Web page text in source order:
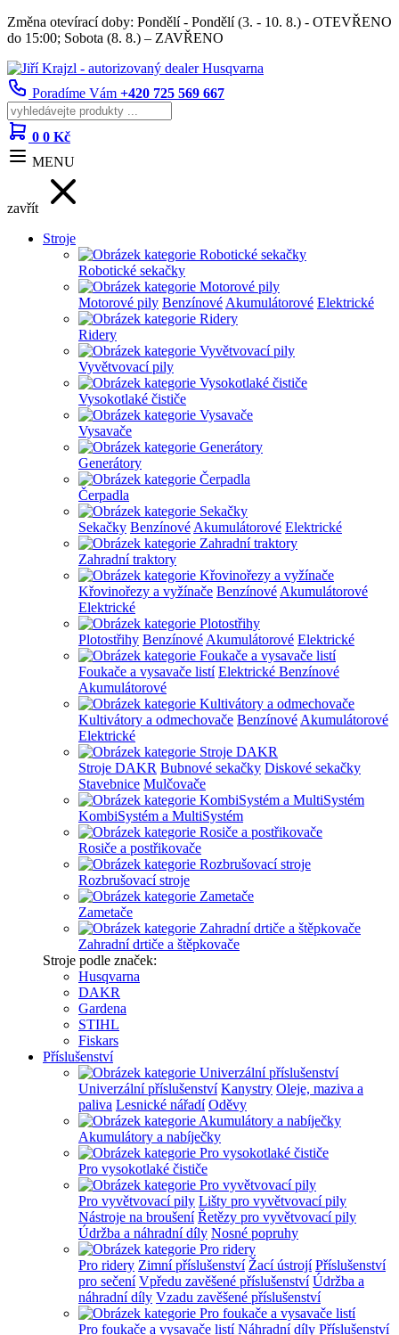
Změna otevírací doby: Pondělí - Pondělí (3. - 10. 8.) - OTEVŘENO
do 15:00; Sobota (8. 8.) – ZAVŘENO
Poradíme Vám +420 725 569 667
0 0 Kč
MENU
zavřít
Stroje
Robotické sekačky
Motorové pily Benzínové Akumulátorové Elektrické
Ridery
Vyvětvovací pily
Vysokotlaké čističe
Vysavače
Generátory
Čerpadla
Sekačky Benzínové Akumulátorové Elektrické
Zahradní traktory
Křovinořezy a vyžínače Benzínové Akumulátorové
Elektrické
Plotostřihy Benzínové Akumulátorové Elektrické
Foukače a vysavače listí Elektrické Benzínové
Akumulátorové
Kultivátory a odmechovače Benzínové Akumulátorové
Elektrické
Stroje DAKR Bubnové sekačky Diskové sekačky
Stavebnice Mulčovače
KombiSystém a MultiSystém
Rosiče a postřikovače
Rozbrušovací stroje
Zametače
Zahradní drtiče a štěpkovače
Stroje podle značek:
Husqvarna
DAKR
Gardena
STIHL
Fiskars
Příslušenství
Univerzální příslušenství Kanystry Oleje, maziva a
paliva Lesnické nářadí Oděvy
Akumulátory a nabíječky
Pro vysokotlaké čističe
Pro vyvětvovací pily Lišty pro vyvětvovací pily
Nástroje na broušení Řetězy pro vyvětvovací pily
Údržba a náhradní díly Nosné popruhy
Pro ridery Zimní příslušenství Žací ústrojí Příslušenství
pro sečení Vpředu zavěšené příslušenství Údržba a
náhradní díly Vzadu zavěšené příslušenství
Pro foukače a vysavače listí Náhradní díly Příslušenství